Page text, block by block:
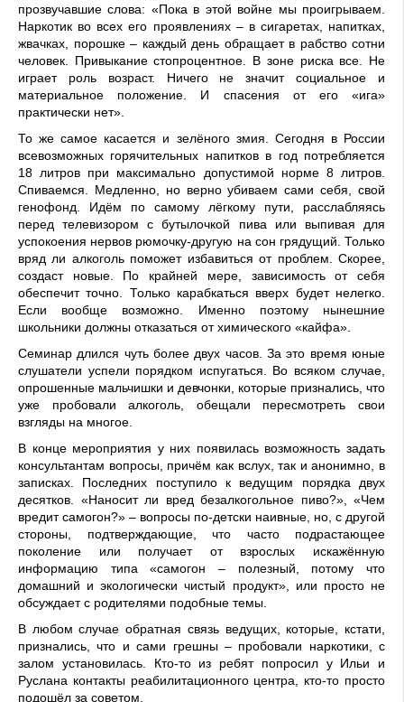
прозвучавшие слова: «Пока в этой войне мы проигрываем.
Наркотик во всех его проявлениях – в сигаретах, напитках,
жвачках, порошке – каждый день обращает в рабство сотни
человек. Привыкание стопроцентное. В зоне риска все. Не
играет роль возраст. Ничего не значит социальное и
материальное положение. И спасения от его «ига»
практически нет».
То же самое касается и зелёного змия. Сегодня в России
всевозможных горячительных напитков в год потребляется
18 литров при максимально допустимой норме 8 литров.
Спиваемся. Медленно, но верно убиваем сами себя, свой
генофонд. Идём по самому лёгкому пути, расслабляясь
перед телевизором с бутылочкой пива или выпивая для
успокоения нервов рюмочку-другую на сон грядущий. Только
вряд ли алкоголь поможет избавиться от проблем. Скорее,
создаст новые. По крайней мере, зависимость от себя
обеспечит точно. Только карабкаться вверх будет нелегко.
Если вообще возможно. Именно поэтому нынешние
школьники должны отказаться от химического «кайфа».
Семинар длился чуть более двух часов. За это время юные
слушатели успели порядком испугаться. Во всяком случае,
опрошенные мальчишки и девчонки, которые признались, что
уже пробовали алкоголь, обещали пересмотреть свои
взгляды на многое.
В конце мероприятия у них появилась возможность задать
консультантам вопросы, причём как вслух, так и анонимно, в
записках. Последних поступило к ведущим порядка двух
десятков. «Наносит ли вред безалкогольное пиво?», «Чем
вредит самогон?» – вопросы по-детски наивные, но, с другой
стороны, подтверждающие, что часто подрастающее
поколение или получает от взрослых искажённую
информацию типа «самогон – полезный, потому что
домашний и экологически чистый продукт», или просто не
обсуждает с родителями подобные темы.
В любом случае обратная связь ведущих, которые, кстати,
признались, что и сами грешны – пробовали наркотики, с
залом установилась. Кто-то из ребят попросил у Ильи и
Руслана контакты реабилитационного центра, кто-то просто
подошёл за советом.